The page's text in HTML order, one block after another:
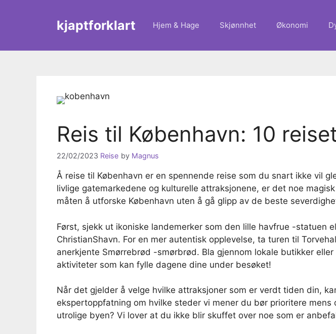
kjaptforklart Hjem & Hage Skjønnhet Økonomi
Reis til København: 10
22/02/2023 Reise by Magnus
Å reise til København er en spennende reise som du snart ikke vil
livlige gatemarkedene og kulturelle attraksjonene, er det noe
måten å utforske København uten å gå glipp av de beste
Først, sjekk ut ikoniske landemerker som den lille havfrue -statuen
ChristianShavn. For en mer autentisk opplevelse, ta turen til
anerkjente Smørrebrød -smørbrød. Bla gjennom lokale butikker
aktiviteter som kan fylle dagene dine under besøket!
Når det gjelder å velge hvilke attraksjoner som er verdt tiden din,
ekspertoppfatning om hvilke steder vi mener du bør prioritere
utrolige byen? Vi lover at du ikke blir skuffet over noe som er